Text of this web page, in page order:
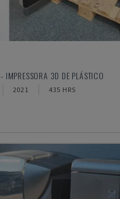
IMPRESSORA 3D DE PLÁSTICO
2021 435 HRS